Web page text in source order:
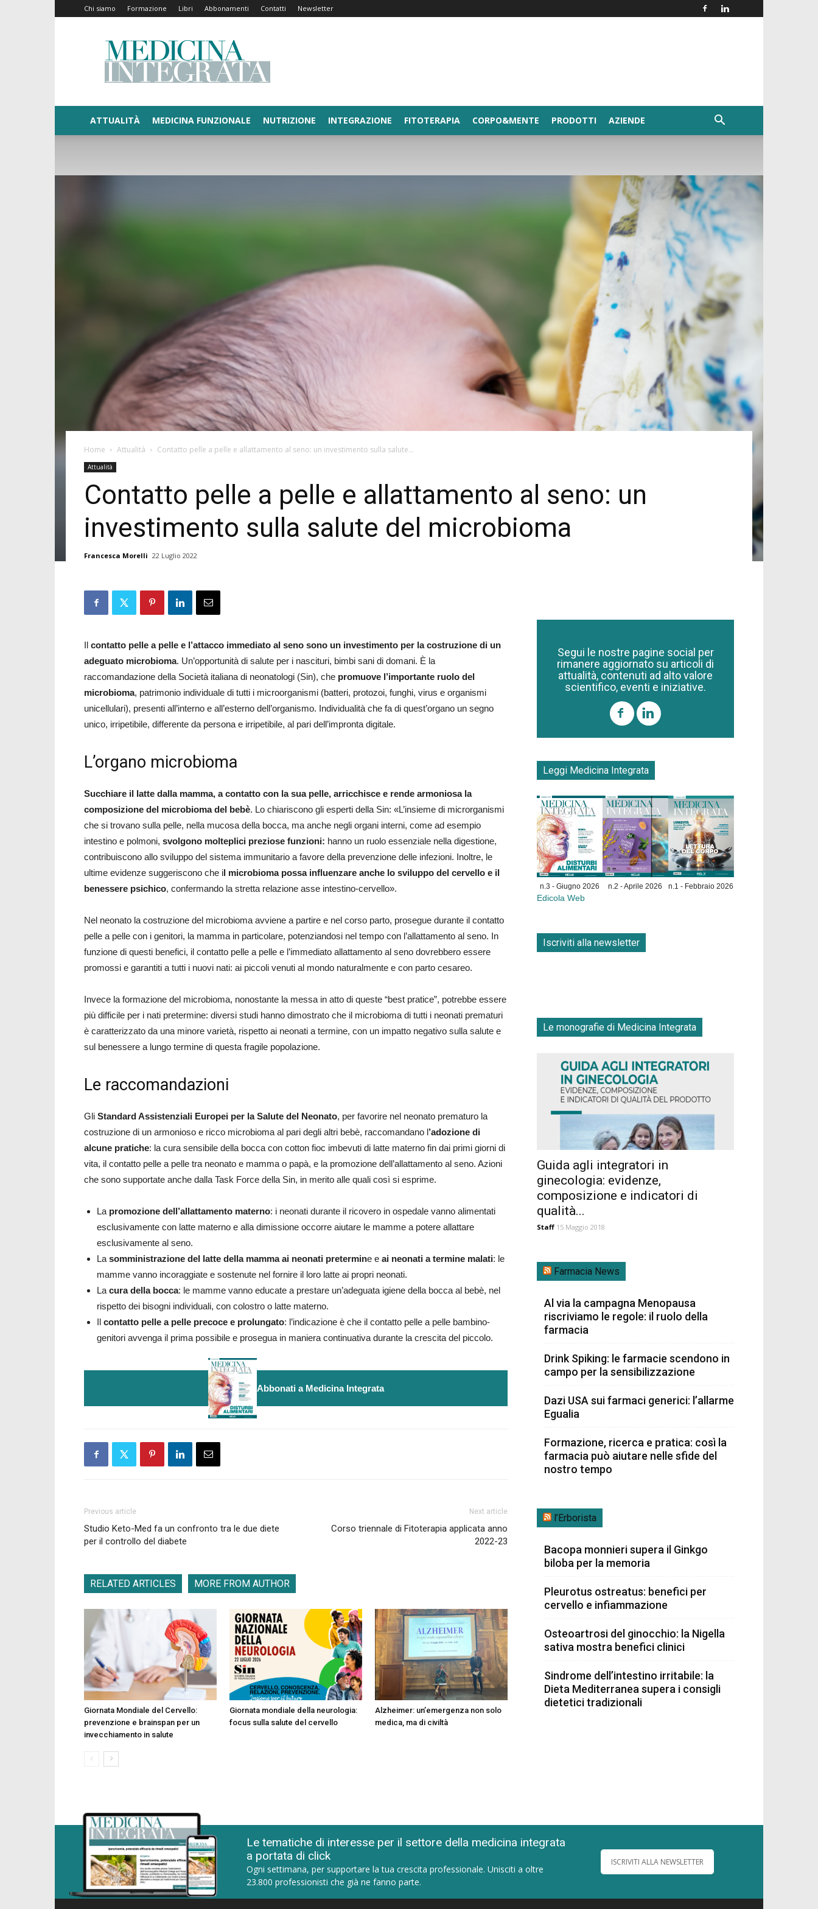
Chi siamo Formazione Libri Abbonamenti Contatti Newsletter
Medicina
Integrata
ATTUALITÀ MEDICINA FUNZIONALE NUTRIZIONE INTEGRAZIONE FITOTERAPIA CORPO&MENTE PRODOTTI AZIENDE
Home Attualità Contatto pelle a pelle e allattamento al seno: un investimento sulla salute...
Attualità
Contatto pelle a pelle e allattamento al seno: un
investimento sulla salute del microbioma
Francesca Morelli 22 Luglio 2022
Il contatto pelle a pelle e l’attacco immediato al seno sono un investimento per la costruzione di un
adeguato microbioma. Un’opportunità di salute per i nascituri, bimbi sani di domani. È la
raccomandazione della Società italiana di neonatologi (Sin), che promuove l’importante ruolo del
microbioma, patrimonio individuale di tutti i microorganismi (batteri, protozoi, funghi, virus e organismi
unicellulari), presenti all’interno e all’esterno dell’organismo. Individualità che fa di quest’organo un segno
unico, irripetibile, differente da persona e irripetibile, al pari dell’impronta digitale.
L’organo microbioma
Succhiare il latte dalla mamma, a contatto con la sua pelle, arricchisce e rende armoniosa la
composizione del microbioma del bebè. Lo chiariscono gli esperti della Sin: «L’insieme di microrganismi
che si trovano sulla pelle, nella mucosa della bocca, ma anche negli organi interni, come ad esempio
intestino e polmoni, svolgono molteplici preziose funzioni: hanno un ruolo essenziale nella digestione,
contribuiscono allo sviluppo del sistema immunitario a favore della prevenzione delle infezioni. Inoltre, le
ultime evidenze suggeriscono che il microbioma possa influenzare anche lo sviluppo del cervello e il
benessere psichico, confermando la stretta relazione asse intestino-cervello».
Nel neonato la costruzione del microbioma avviene a partire e nel corso parto, prosegue durante il contatto
pelle a pelle con i genitori, la mamma in particolare, potenziandosi nel tempo con l’allattamento al seno. In
funzione di questi benefici, il contatto pelle a pelle e l’immediato allattamento al seno dovrebbero essere
promossi e garantiti a tutti i nuovi nati: ai piccoli venuti al mondo naturalmente e con parto cesareo.
Invece la formazione del microbioma, nonostante la messa in atto di queste “best pratice”, potrebbe essere
più difficile per i nati pretermine: diversi studi hanno dimostrato che il microbioma di tutti i neonati prematuri
è caratterizzato da una minore varietà, rispetto ai neonati a termine, con un impatto negativo sulla salute e
sul benessere a lungo termine di questa fragile popolazione.
Le raccomandazioni
Gli Standard Assistenziali Europei per la Salute del Neonato, per favorire nel neonato prematuro la
costruzione di un armonioso e ricco microbioma al pari degli altri bebè, raccomandano l’adozione di
alcune pratiche: la cura sensibile della bocca con cotton fioc imbevuti di latte materno fin dai primi giorni di
vita, il contatto pelle a pelle tra neonato e mamma o papà, e la promozione dell’allattamento al seno. Azioni
che sono supportate anche dalla Task Force della Sin, in merito alle quali così si esprime.
La promozione dell’allattamento materno: i neonati durante il ricovero in ospedale vanno alimentati
esclusivamente con latte materno e alla dimissione occorre aiutare le mamme a potere allattare
esclusivamente al seno.
La somministrazione del latte della mamma ai neonati pretermine e ai neonati a termine malati: le
mamme vanno incoraggiate e sostenute nel fornire il loro latte ai propri neonati.
La cura della bocca: le mamme vanno educate a prestare un’adeguata igiene della bocca al bebè, nel
rispetto dei bisogni individuali, con colostro o latte materno.
Il contatto pelle a pelle precoce e prolungato: l’indicazione è che il contatto pelle a pelle bambino-
genitori avvenga il prima possibile e prosegua in maniera continuativa durante la crescita del piccolo.
Abbonati a Medicina Integrata
Previous article
Studio Keto-Med fa un confronto tra le due diete
per il controllo del diabete
Next article
Corso triennale di Fitoterapia applicata anno
2022-23
RELATED ARTICLES MORE FROM AUTHOR
Giornata Mondiale del Cervello:
prevenzione e brainspan per un
invecchiamento in salute
Giornata mondiale della neurologia:
focus sulla salute del cervello
Alzheimer: un’emergenza non solo
medica, ma di civiltà
Segui le nostre pagine social per
rimanere aggiornato su articoli di
attualità, contenuti ad alto valore
scientifico, eventi e iniziative.
Leggi Medicina Integrata
n.3 - Giugno 2026 n.2 - Aprile 2026 n.1 - Febbraio 2026
Edicola Web
Iscriviti alla newsletter
Le monografie di Medicina Integrata
Guida agli integratori in
ginecologia: evidenze,
composizione e indicatori di
qualità...
Staff 15 Maggio 2018
Farmacia News
Al via la campagna Menopausa
riscriviamo le regole: il ruolo della
farmacia
Drink Spiking: le farmacie scendono in
campo per la sensibilizzazione
Dazi USA sui farmaci generici: l’allarme
Egualia
Formazione, ricerca e pratica: così la
farmacia può aiutare nelle sfide del
nostro tempo
l’Erborista
Bacopa monnieri supera il Ginkgo
biloba per la memoria
Pleurotus ostreatus: benefici per
cervello e infiammazione
Osteoartrosi del ginocchio: la Nigella
sativa mostra benefici clinici
Sindrome dell’intestino irritabile: la
Dieta Mediterranea supera i consigli
dietetici tradizionali
Le tematiche di interesse per il settore della medicina integrata
a portata di click
Ogni settimana, per supportare la tua crescita professionale. Unisciti a oltre
23.800 professionisti che già ne fanno parte.
ISCRIVITI ALLA NEWSLETTER